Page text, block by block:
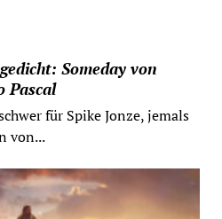
Someday von
Pascal
für Spike Jonze, jemals
von...